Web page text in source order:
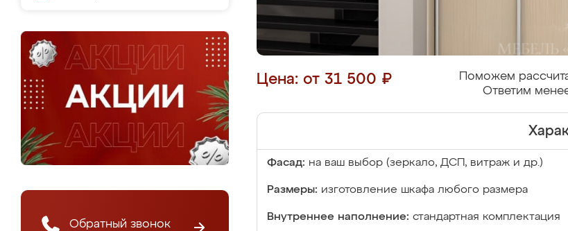
Обратный звонок
Цена: от 31 500 ₽
Поможем
Ответим
Фасад: на ваш выбор (зеркало, ДСП, витраж и др.)
Размеры: изготовление шкафа любого размера
Внутреннее наполнение: стандартная комплектация